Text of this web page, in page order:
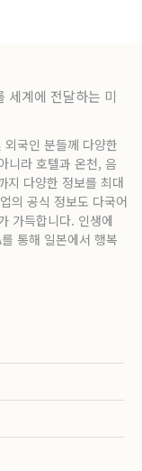
세계에 전달하는 미
국인 분들께 다양한
니라 호텔과 온천, 음
지 다양한 정보를 최대
의 공식 정보도 다국어
가득합니다. 인생에
통해 일본에서 행복